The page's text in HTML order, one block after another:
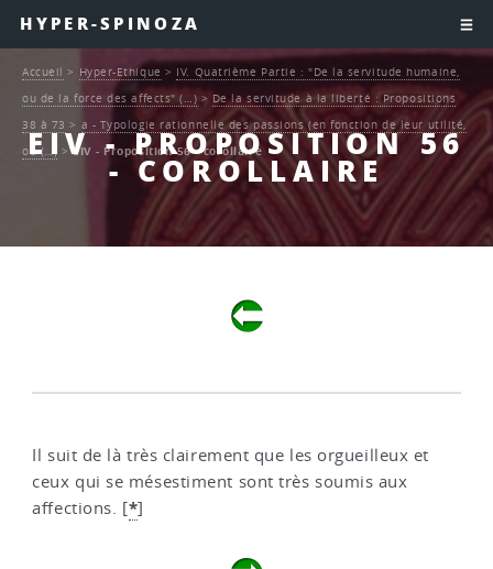
HYPER-SPINOZA
EIV - PROPOSITION 56
- COROLLAIRE
Accueil > Hyper-Ethique > IV. Quatrième Partie : "De la servitude humaine,
ou de la force des affects" (…) > De la servitude à la liberté : Propositions
38 à 73 > a - Typologie rationnelle des passions (en fonction de leur utilité,
ou (…)
>EIV - Proposition 56 - corollaire
Il suit de là très clairement que les orgueilleux et
ceux qui se mésestiment sont très soumis aux
affections. [*]